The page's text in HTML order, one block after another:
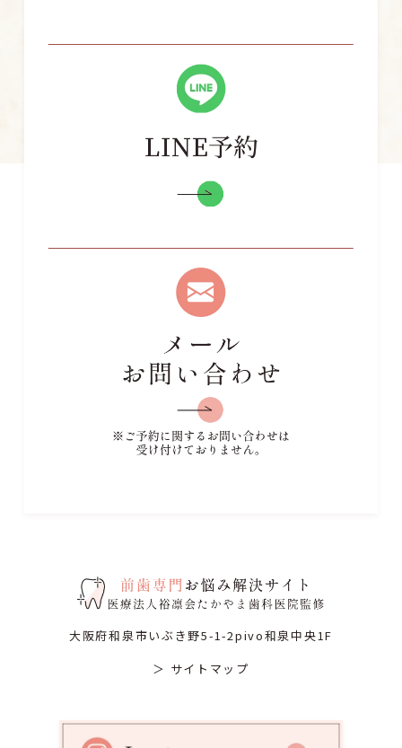
大阪府和泉市いぶき野5-1-2pivo和泉中央1F
＞ サイトマップ